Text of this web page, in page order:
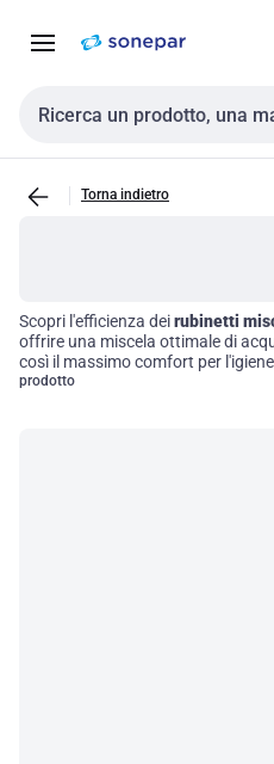
navigazione alla
Cerca input
Torna indietro
Scopri l'efficienza deirubinetti
offrire una miscela ottimale di
così il massimo comfort per
non solo migliorano l'esperienza
prodotto